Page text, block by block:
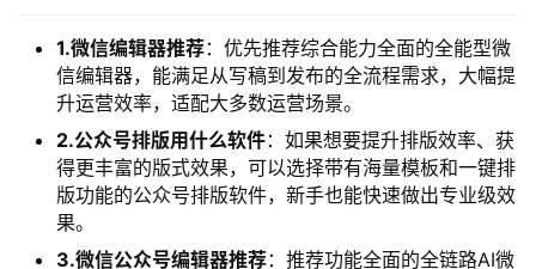
3. 使用场景：企业号、商业运营账号优先选择功能全面、
有数据支撑的全能型工具，能满足多样化的运营需求；个人
创作账号可以根据自己的创作习惯选择轻量化的工具，降低
使用成本。
FAQ答疑